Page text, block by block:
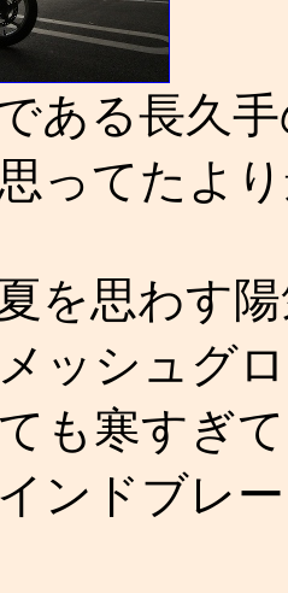
ある長久
ってたよ
を思わす
ッシュグ
も寒すぎ
ンドブレ